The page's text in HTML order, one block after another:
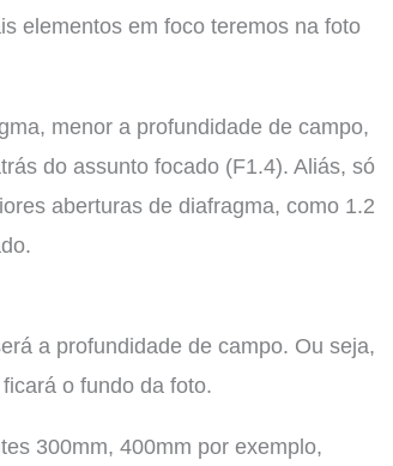
elementos em foco teremos na foto
menor a profundidade de campo,
do assunto focado (F1.4). Aliás, só
aberturas de diafragma, como 1.2
a profundidade de campo. Ou seja,
o fundo da foto.
300mm, 400mm por exemplo,